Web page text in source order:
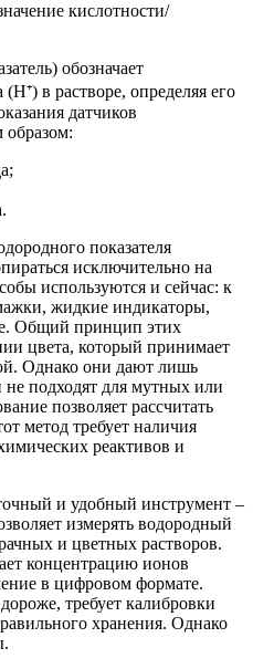
кислотности/
обозначает
в растворе, определяя его
датчиков
показателя
исключительно на
используются и сейчас: к
жидкие индикаторы,
Общий принцип этих
цвета, который принимает
Однако они дают лишь
не подходят для мутных или
позволяет рассчитать
метод требует наличия
реактивов и
и удобный инструмент –
измерять водородный
и цветных растворов.
концентрацию ионов
в цифровом формате.
требует калибровки
хранения. Однако